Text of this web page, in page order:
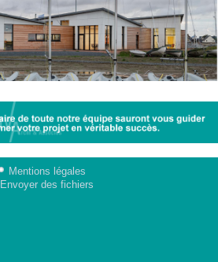
Mentions légales
Envoyer des fichiers